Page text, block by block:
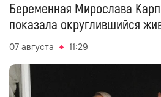
Беременная Мирослава
показала округлившийся
07 августа 11:29